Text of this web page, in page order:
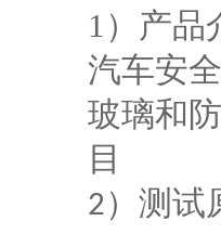
1）产品
汽车安
玻璃和
目
2）测试